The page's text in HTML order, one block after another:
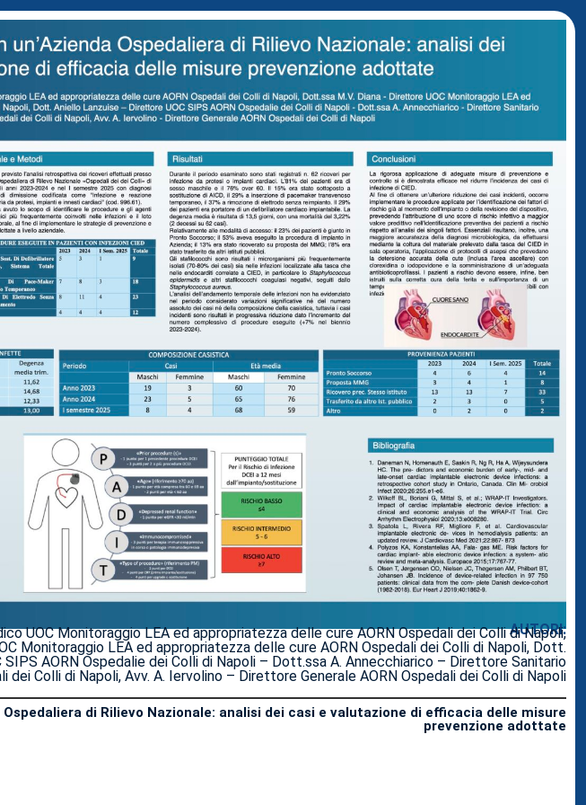
AUTORI:
UOC Monitoraggio LEA ed appropriatezza delle cure AORN Ospedali dei Colli di Napoli,
Monitoraggio LEA ed appropriatezza delle cure AORN Ospedali dei Colli di Napoli, Dott.
AORN Ospedalie dei Colli di Napoli – Dott.ssa A. Annecchiarico – Direttore Sanitario
dei Colli di Napoli, Avv. A. Iervolino – Direttore Generale AORN Ospedali dei Colli di Napoli
Ospedaliera di Rilievo Nazionale: analisi dei casi e valutazione di efficacia delle misure
prevenzione adottate